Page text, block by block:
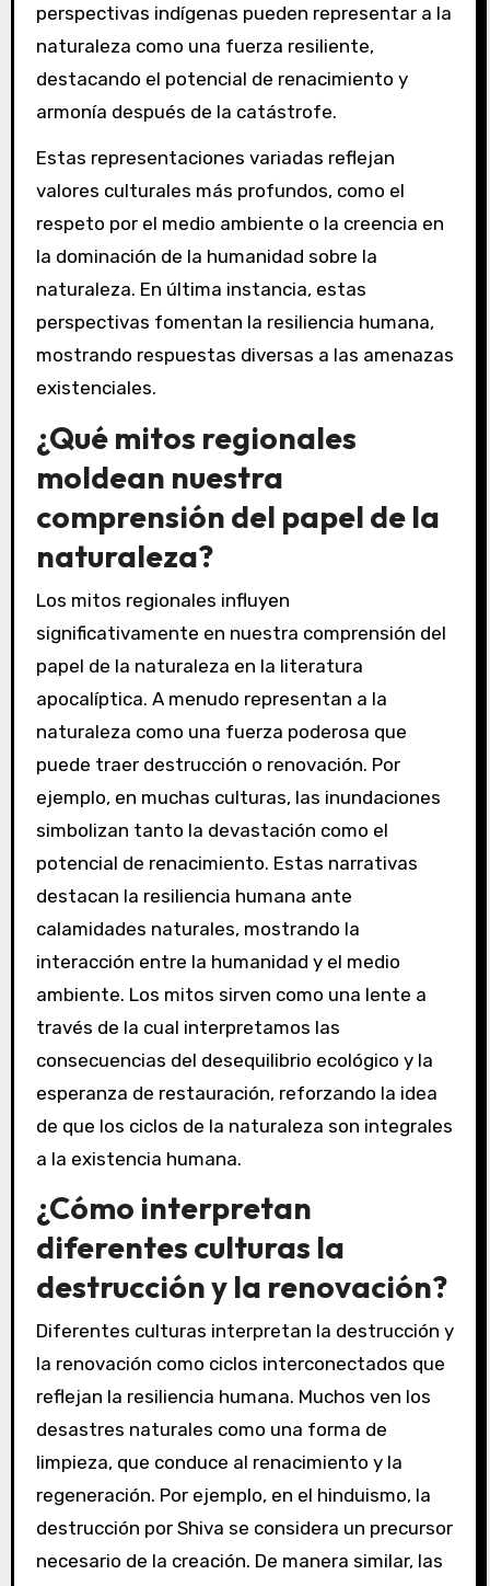
perspectivas indígenas pueden representar a la
naturaleza como una fuerza resiliente,
destacando el potencial de renacimiento y
armonía después de la catástrofe.
Estas representaciones variadas reflejan
valores culturales más profundos, como el
respeto por el medio ambiente o la creencia en
la dominación de la humanidad sobre la
naturaleza. En última instancia, estas
perspectivas fomentan la resiliencia humana,
mostrando respuestas diversas a las amenazas
existenciales.
¿Qué mitos regionales
moldean nuestra
comprensión del papel de la
naturaleza?
Los mitos regionales influyen
significativamente en nuestra comprensión del
papel de la naturaleza en la literatura
apocalíptica. A menudo representan a la
naturaleza como una fuerza poderosa que
puede traer destrucción o renovación. Por
ejemplo, en muchas culturas, las inundaciones
simbolizan tanto la devastación como el
potencial de renacimiento. Estas narrativas
destacan la resiliencia humana ante
calamidades naturales, mostrando la
interacción entre la humanidad y el medio
ambiente. Los mitos sirven como una lente a
través de la cual interpretamos las
consecuencias del desequilibrio ecológico y la
esperanza de restauración, reforzando la idea
de que los ciclos de la naturaleza son integrales
a la existencia humana.
¿Cómo interpretan
diferentes culturas la
destrucción y la renovación?
Diferentes culturas interpretan la destrucción y
la renovación como ciclos interconectados que
reflejan la resiliencia humana. Muchos ven los
desastres naturales como una forma de
limpieza, que conduce al renacimiento y la
regeneración. Por ejemplo, en el hinduismo, la
destrucción por Shiva se considera un precursor
necesario de la creación. De manera similar, las